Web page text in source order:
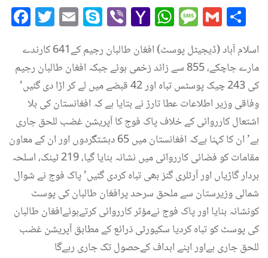
Facebook
Twitter
EmailSkype
ViberYahoo
Mail
اسلام آباد (ڈیجیٹل پوسٹ) افغان طالبان رجیم کے641 کارندے
مارے جاچکے، 855 سے زائد زخمی ہوئے جبکہ افغان طالبان رجیم
کی 243 چیک پوسٹس تباہ اور 42 قبضے میں لے کر اڑا دی گئیں’
وفاقی وزیر اطلاعات عطا تارڑ نے بتایا ہے کہ افغانستان کی بلا
اشتعال کارروائی کے خلاف پاک فوج کا آپریشن غضب للحق جاری
ہے’ ان کا کہنا ہےکہ افغانستان میں 65 دہشتگردوں اور ان کے معاون
مقامات کو فضائی کارروائی میں نشانہ بنایا گیا، 219 ٹینک، اسلحہ
بردار گاڑیاں اور آرٹلری گنز بھی تباہ کردی گئیں’ پاک فوج نے شوال
شمالی وزیرستان سے ملحق سرحد پرافغان طالبان کی پوسٹ
کونشانہ بنایا اور پاک فوج نےمؤثر کارروائی کرتےہوئےافغان طالبان
کی پوسٹ کو تباہ کردیا سکیورٹی ذرائع کے مطابق آپریشن غضب
للحق جاری ہےاور اپنے اہداف کےحصول تک جاری رہےگا